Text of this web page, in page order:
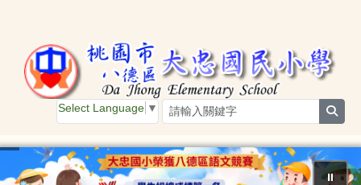
Select Language ▼
⏸